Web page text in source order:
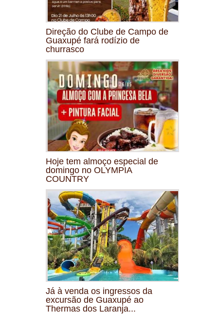
Direção do Clube de Campo de
Guaxupé fará rodízio de
churrasco
Hoje tem almoço especial de
domingo no OLYMPIA
COUNTRY
Já à venda os ingressos da
excursão de Guaxupé ao
Thermas dos Laranja...